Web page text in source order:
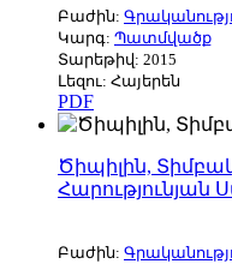
Բաժին:
Կարգ: Պատմվածք
Տարեթիվ: 2015
Լեզու: Հայերեն
PDF
Ծիպիլին,
Հարությունյան
Բաժին: